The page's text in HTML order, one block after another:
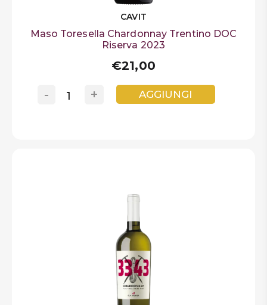
CAVIT
Maso Toresella Chardonnay Trentino DOC
Riserva 2023
€21,00
+
- AGGIUNGI